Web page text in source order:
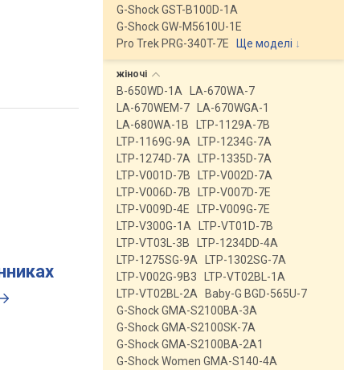
G-Shock GST-B100D-1A
G-Shock GW-M5610U-1E
Pro Trek PRG-340T-7E
Ще моделі ↓
жіночі
B-650WD-1A
LA-670WA-7
LA-670WEM-7
LA-670WGA-1
LA-680WA-1B
LTP-1129A-7B
LTP-1169G-9A
LTP-1234G-7A
LTP-1274D-7A
LTP-1335D-7A
LTP-V001D-7B
LTP-V002D-7A
LTP-V006D-7B
LTP-V007D-7E
LTP-V009D-4E
LTP-V009G-7E
LTP-V300G-1A
LTP-VT01D-7B
LTP-VT03L-3B
LTP-1234DD-4A
LTP-1275SG-9A
LTP-1302SG-7A
LTP-V002G-9B3
LTP-VT02BL-1A
LTP-VT02BL-2A
Baby-G BGD-565U-7
G-Shock GMA-S2100BA-3A
G-Shock GMA-S2100SK-7A
G-Shock GMA-S2100BA-2A1
G-Shock Women GMA-S140-4A